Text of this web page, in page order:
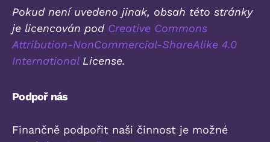
Pokud není uvedeno jinak, obsah této stránky
je licencován pod Creative Commons
Attribution-NonCommercial-ShareAlike 4.0
InternationalLicense.
Podpoř nás
Finančně podpořit naši činnost je možné